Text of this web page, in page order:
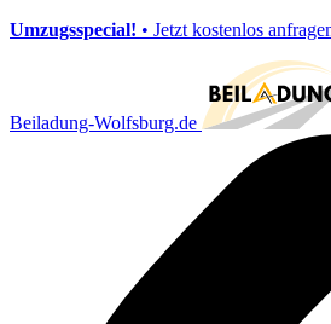
Umzugsspecial! • Jetzt kostenlos
Beiladung-Wolfsburg.de